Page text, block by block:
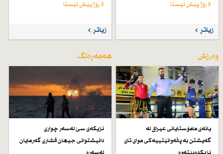
2 رۆژ پێش ئێستا
زیاتر
2 رۆژ پێش ئێستا
زیاتر
وەرزش
یانەی مامۆستایانی عیراق لە
گەیشتن بە پاڵەوانێتییەكی موای تای
نزیكدەبێتەوە
هەمەڕەنگ
نزیكەی سێ لەسەر چواری
دانیشتوانی جیهان فشاری گەرمایان
لەسەرە